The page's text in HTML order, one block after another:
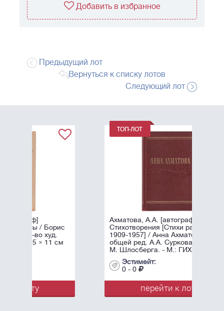
Добавить в избранное
Предыдущий лот
Вернуться к списку лотов
Следующий лот
Ахматова, А.А. [автограф]
Стихотворения [Стихи разных лет
1909-1957] / Анна Ахматова, под
общей ред. А.А. Суркова; Оформл.
М. Шлосберга. - М.: ГИХЛ, ...
перейти к лоту